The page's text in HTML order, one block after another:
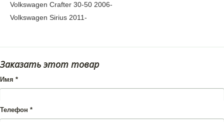
Volkswagen Crafter 30-50 2006-
Volkswagen Sirius 2011-
Заказать этот товар
Имя *
Телефон *